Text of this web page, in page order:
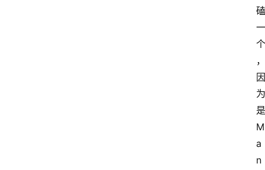
磕
一
个
，
因
为
是
M
a
n